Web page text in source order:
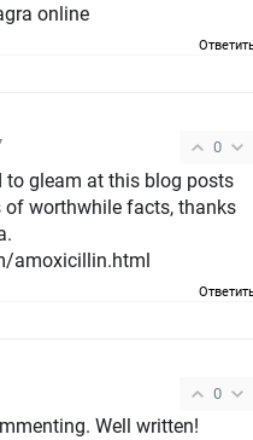
online
0
to gleam at this blog posts
worthwhile facts, thanks
amoxicillin.html
0
Well written!